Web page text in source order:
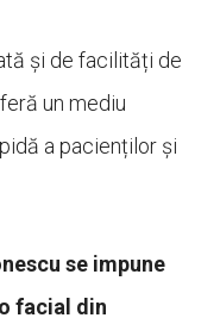
și de facilități de
un mediu
a pacienților și
se impune
facial din